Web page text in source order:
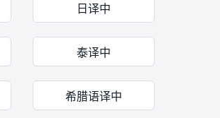
日译中
泰译中
希腊语译中